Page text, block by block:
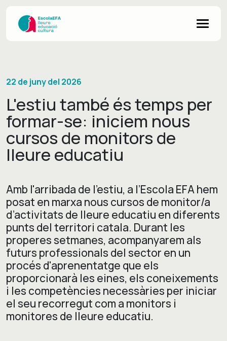
22 de juny del 2026
L'estiu també és temps per
formar-se: iniciem nous
cursos de monitors de
lleure educatiu
Amb l'arribada de l'estiu, a l’Escola EFA hem
posat en marxa nous cursos de monitor/a
d’activitats de lleure educatiu en diferents
punts del territori catala. Durant les
properes setmanes, acompanyarem als
futurs professionals del sector en un
procés d'aprenentatge que els
proporcionarà les eines, els coneixements
i les competències necessàries per iniciar
el seu recorregut com a monitors i
monitores de lleure educatiu.